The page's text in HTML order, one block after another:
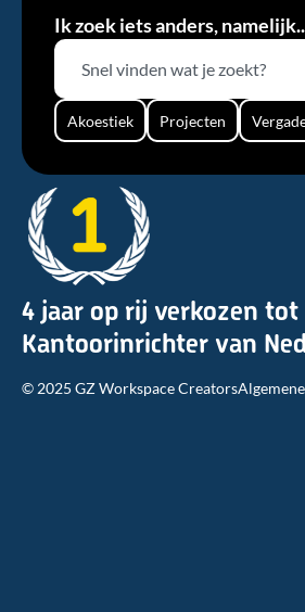
Ik zoek iets anders, namelijk..
Akoestiek Projecten
4 jaar op rij verkozen tot
Kantoorinrichter van
© 2025 GZ Workspace Creators